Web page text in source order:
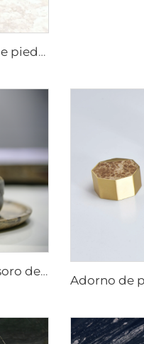
Silla de piedra premium muebles de piedra obras de arte en piedra
Adorno de piedra – Un pequeño tesoro de la artesanía de la naturaleza artesanías de piedra obras de arte en piedra